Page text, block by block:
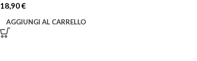
18,90€
AGGIUNGI AL CARRELLO